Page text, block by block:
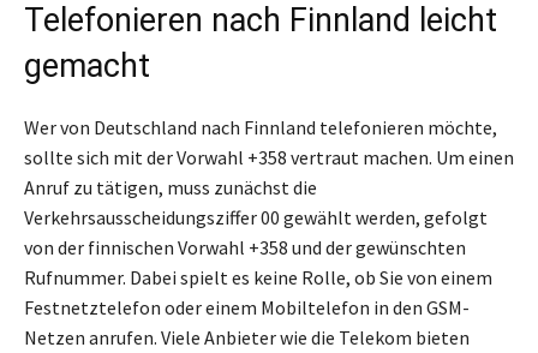
Telefonieren nach Finnland leicht
gemacht
Wer von Deutschland nach Finnland telefonieren möchte,
sollte sich mit der Vorwahl +358 vertraut machen. Um einen
Anruf zu tätigen, muss zunächst die
Verkehrsausscheidungsziffer 00 gewählt werden, gefolgt
von der finnischen Vorwahl +358 und der gewünschten
Rufnummer. Dabei spielt es keine Rolle, ob Sie von einem
Festnetztelefon oder einem Mobiltelefon in den GSM-
Netzen anrufen. Viele Anbieter wie die Telekom bieten